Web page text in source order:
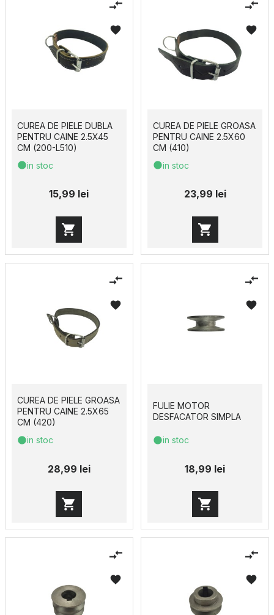
CUREA DE PIELE DUBLA
PENTRU CAINE 2.5X45
CM (200-L510)
in stoc
15,99 lei
CUREA DE PIELE GROASA
PENTRU CAINE 2.5X60
CM (410)
in stoc
23,99 lei
CUREA DE PIELE GROASA
PENTRU CAINE 2.5X65
CM (420)
in stoc
28,99 lei
FULIE MOTOR
DESFACATOR SIMPLA
in stoc
18,99 lei